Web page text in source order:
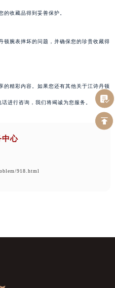
的收藏品得到妥善保护。
顿腕表摔坏的问题，并确保您的珍贵收藏得
的精彩内容。如果您还有其他关于江诗丹顿
进行咨询，我们将竭诚为您服务。
中心
918.html